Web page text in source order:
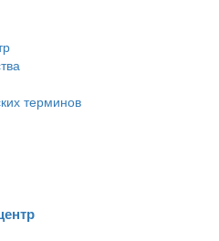
терминов